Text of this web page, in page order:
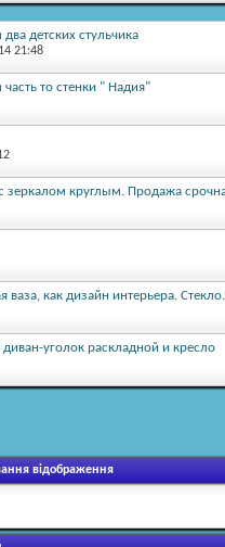
детских стульчика
21:48
то стенки " Надия"
зеркалом круглым. Продажа
ваза, как дизайн интерьера.
уголок раскладной и кресло
відображення